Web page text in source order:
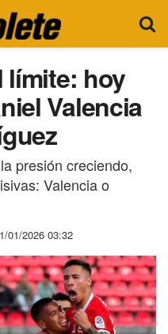
límite: hoy
Valencia
presión creciendo,
Valencia o
01/2026 03:32